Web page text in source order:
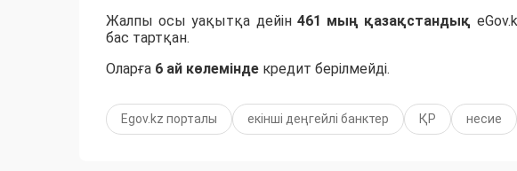
Жалпы осы уақытқа дейін 461 мың қазақстандық
бас тартқан.
Оларға 6 ай көлемінде кредит берілмейді.
Egov.kz порталы екінші деңгейлі банктер ҚР несие